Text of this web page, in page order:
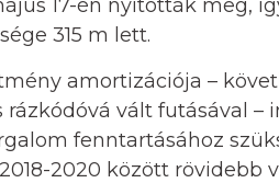
17-én nyitották meg,
315 m lett.
amortizációja –
vált futásával
fenntartásához
2020 között rövidebb